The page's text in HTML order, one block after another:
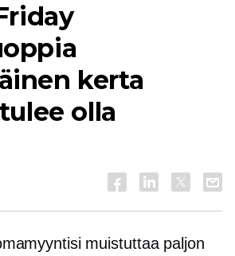
kerta
olla
muistuttaa paljon